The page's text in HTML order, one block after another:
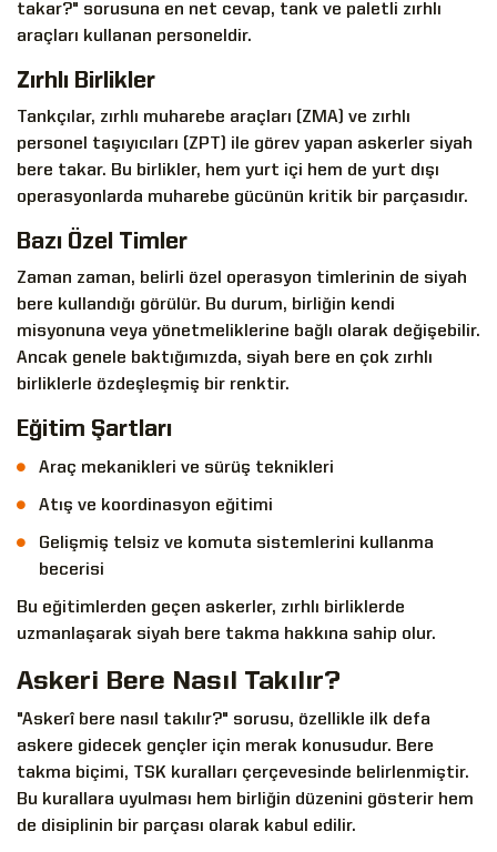
takar?" sorusuna en net cevap, tank ve paletli zırhlı
araçları kullanan personeldir.
Zırhlı Birlikler
Tankçılar, zırhlı muharebe araçları (ZMA) ve zırhlı
personel taşıyıcıları (ZPT) ile görev yapan askerler siyah
bere takar. Bu birlikler, hem yurt içi hem de yurt dışı
operasyonlarda muharebe gücünün kritik bir parçasıdır.
Bazı Özel Timler
Zaman zaman, belirli özel operasyon timlerinin de siyah
bere kullandığı görülür. Bu durum, birliğin kendi
misyonuna veya yönetmeliklerine bağlı olarak değişebilir.
Ancak genele baktığımızda, siyah bere en çok zırhlı
birliklerle özdeşleşmiş bir renktir.
Eğitim Şartları
Araç mekanikleri ve sürüş teknikleri
Atış ve koordinasyon eğitimi
Gelişmiş telsiz ve komuta sistemlerini kullanma
becerisi
Bu eğitimlerden geçen askerler, zırhlı birliklerde
uzmanlaşarak siyah bere takma hakkına sahip olur.
Askeri Bere Nasıl Takılır?
"Askerî bere nasıl takılır?" sorusu, özellikle ilk defa
askere gidecek gençler için merak konusudur. Bere
takma biçimi, TSK kuralları çerçevesinde belirlenmiştir.
Bu kurallara uyulması hem birliğin düzenini gösterir hem
de disiplinin bir parçası olarak kabul edilir.